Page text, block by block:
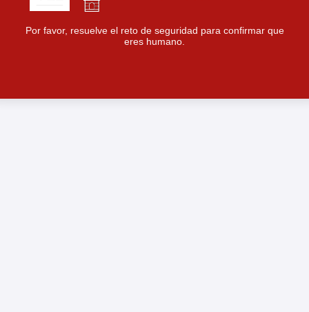
Por favor, resuelve el reto de seguridad para confirmar que
eres humano.